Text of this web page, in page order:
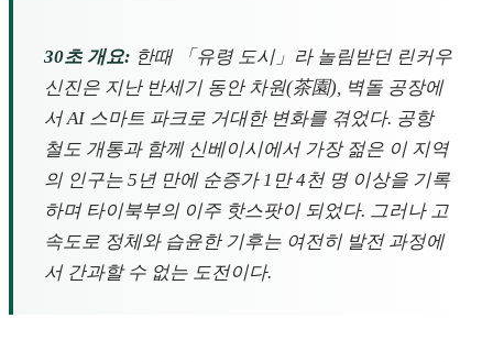
30초 개요: 한때 「유령 도시」라 놀림받던 린커우
신진은 지난 반세기 동안 차원(茶園), 벽돌 공장에
서 AI 스마트 파크로 거대한 변화를 겪었다. 공항
철도 개통과 함께 신베이시에서 가장 젊은 이 지역
의 인구는 5년 만에 순증가 1만 4천 명 이상을 기록
하며 타이북부의 이주 핫스팟이 되었다. 그러나 고
속도로 정체와 습윤한 기후는 여전히 발전 과정에
서 간과할 수 없는 도전이다.